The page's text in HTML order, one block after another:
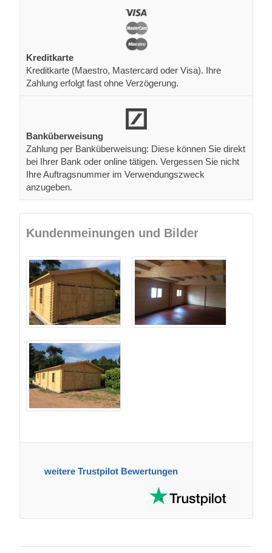
Kreditkarte
Kreditkarte (Maestro, Mastercard oder Visa). Ihre
Zahlung erfolgt fast ohne Verzögerung.
Banküberweisung
Zahlung per Banküberweisung: Diese können Sie direkt
bei Ihrer Bank oder online tätigen. Vergessen Sie nicht
Ihre Auftragsnummer im Verwendungszweck
anzugeben.
Kundenmeinungen und Bilder
weitere Trustpilot Bewertungen